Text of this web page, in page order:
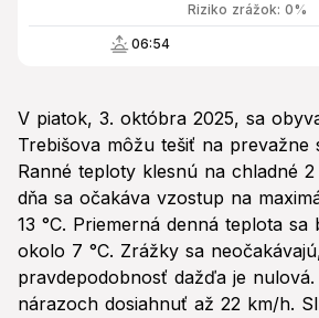
Riziko zrážok: 0%
06:54
V piatok, 3. októbra 2025, sa
Trebišova môžu tešiť na prevažne
Ranné teploty klesnú na chladné 2
dňa sa očakáva vzostup na
13 °C. Priemerná denná teplota
okolo 7 °C. Zrážky sa
pravdepodobnosť dažďa je
nárazoch dosiahnuť až 22 km/h.